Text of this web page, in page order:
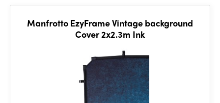
Manfrotto EzyFrame Vintage background
Cover 2x2.3m Ink